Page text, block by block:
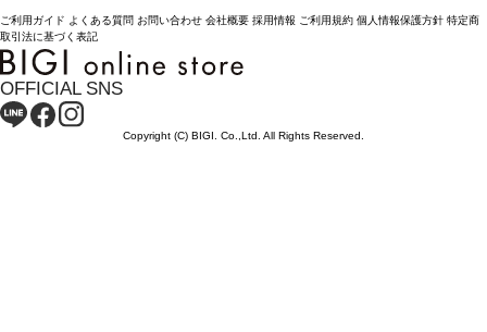
ご利用ガイド よくある質問 お問い合わせ 会社概要 採用情報 ご利用規約 個人情報保護方針 特定商
取引法に基づく表記
OFFICIAL SNS
Copyright (C) BIGI. Co.,Ltd. All Rights Reserved.